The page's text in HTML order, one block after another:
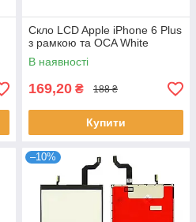
Скло LCD Apple iPhone 6 Plus
з рамкою та OCA White
В наявності
169,20 ₴ 188 ₴
Купити
–10%